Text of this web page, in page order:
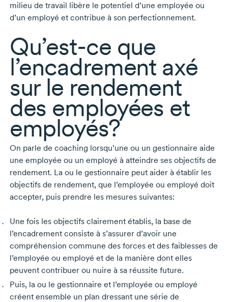
milieu de travail libère le potentiel d’une employée ou
d’un employé et contribue à son perfectionnement.
Qu’est-ce que
l’encadrement axé
sur le rendement
des employées et
employés?
On parle de coaching lorsqu’une ou un gestionnaire aide
une employée ou un employé à atteindre ses objectifs de
rendement. La ou le gestionnaire peut aider à établir les
objectifs de rendement, que l’employée ou employé doit
accepter, puis prendre les mesures suivantes:
Une fois les objectifs clairement établis, la base de
l’encadrement consiste à s’assurer d’avoir une
compréhension commune des forces et des faiblesses de
l’employée ou employé et de la manière dont elles
peuvent contribuer ou nuire à sa réussite future.
Puis, la ou le gestionnaire et l’employée ou employé
créent ensemble un plan dressant une série de